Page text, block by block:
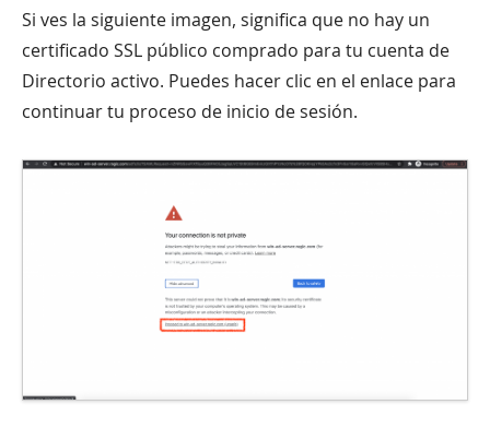
Si ves la siguiente imagen, significa que no hay un
certificado SSL público comprado para tu cuenta de
Directorio activo. Puedes hacer clic en el enlace para
continuar tu proceso de inicio de sesión.